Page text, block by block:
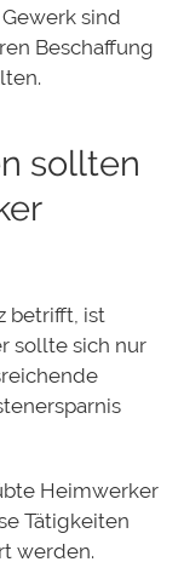
sind
Beschaffung
sollten
betrifft, ist
sollte sich nur
Heimwerker
Tätigkeiten
werden.